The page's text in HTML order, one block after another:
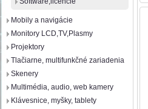
Mobily a navigácie
Monitory LCD,TV,Plasmy
Projektory
Tlačiarne, multifunkčné zariadenia
Skenery
Multimédia, audio, web kamery
Klávesnice, myšky, tablety